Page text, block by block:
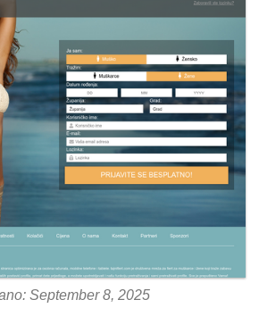
September 8, 2025